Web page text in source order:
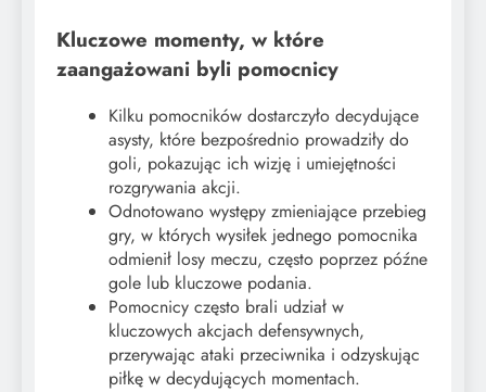
Kluczowe momenty, w które
zaangażowani byli pomocnicy
Kilku pomocników dostarczyło decydujące
asysty, które bezpośrednio prowadziły do
goli, pokazując ich wizję i umiejętności
rozgrywania akcji.
Odnotowano występy zmieniające przebieg
gry, w których wysiłek jednego pomocnika
odmienił losy meczu, często poprzez późne
gole lub kluczowe podania.
Pomocnicy często brali udział w
kluczowych akcjach defensywnych,
przerywając ataki przeciwnika i odzyskując
piłkę w decydujących momentach.